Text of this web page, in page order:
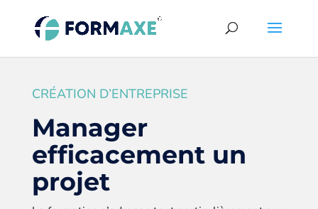
CRÉATION D’ENTREPRISE
Manager
efficacement un
projet